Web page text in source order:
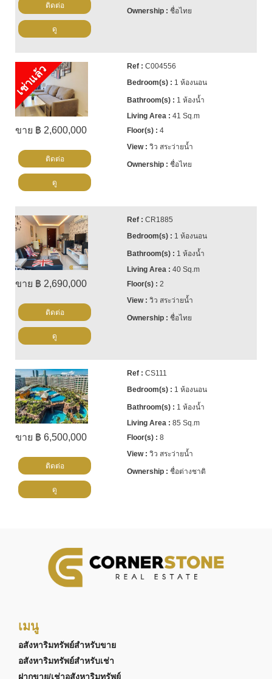
ชื่อไทย
ติดต่อ
ดู
เช่าแล้ว
ขาย ฿ 2,600,000
C004556
1 ห้องนอน
1 ห้องน้ำ
41 Sq.m
4
วิว สระว่ายน้ำ
ชื่อไทย
ติดต่อ
ดู
ขาย ฿ 2,690,000
CR1885
1 ห้องนอน
1 ห้องน้ำ
40 Sq.m
2
วิว สระว่ายน้ำ
ชื่อไทย
ติดต่อ
ดู
ขาย ฿ 6,500,000
CS111
1 ห้องนอน
1 ห้องน้ำ
85 Sq.m
8
วิว สระว่ายน้ำ
ชื่อต่างชาติ
ติดต่อ
ดู
เมนู
อสังหาริมทรัพย์สำหรับขาย
อสังหาริมทรัพย์สำหรับเช่า
ฝากขาย/เช่าอสังหาริมทรัพย์